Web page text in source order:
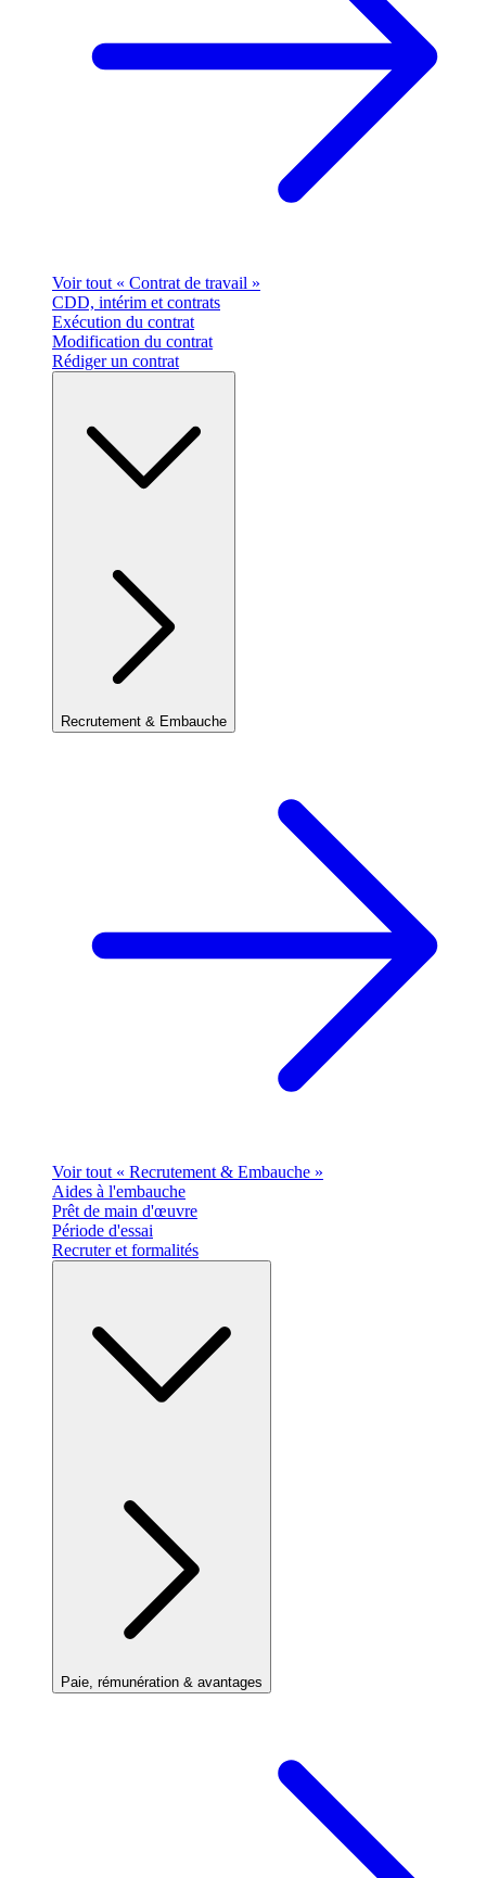
Voir tout « Contrat de travail »
CDD, intérim et contrats
Exécution du contrat
Modification du contrat
Rédiger un contrat
Recrutement & Embauche
Voir tout « Recrutement & Embauche »
Aides à l'embauche
Prêt de main d'œuvre
Période d'essai
Recruter et formalités
Paie, rémunération & avantages